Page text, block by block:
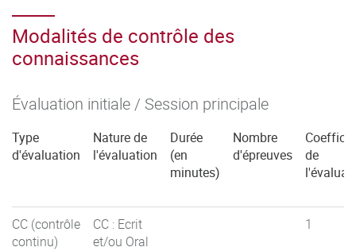
Modalités de contrôle des
connaissances
Évaluation initiale / Session principale
Type
d'évaluation
Nature de
l'évaluation
Durée
(en
minutes)
Nombre
d'épreuves
de
CC (contrôle
continu)
CC : Ecrit
et/ou Oral
1